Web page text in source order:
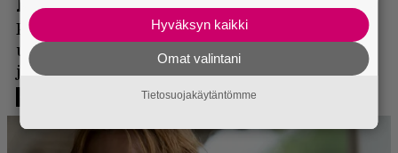
Hyväksyn kaikki
Omat valintani
Tietosuojakäytäntömme